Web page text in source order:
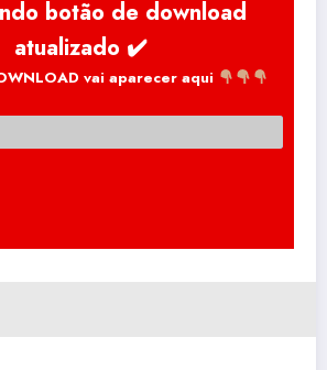
vai aparecer aqui